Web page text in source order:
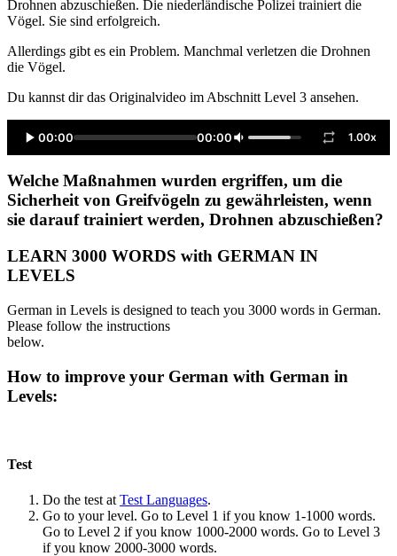
Drohnen abzuschießen. Die niederländische Polizei trainiert die
Vögel. Sie sind erfolgreich.
Allerdings gibt es ein Problem. Manchmal verletzen die Drohnen
die Vögel.
Du kannst dir das Originalvideo im Abschnitt Level 3 ansehen.
00:00 00:00 1.00x
Welche Maßnahmen wurden ergriffen, um die
Sicherheit von Greifvögeln zu gewährleisten, wenn
sie darauf trainiert werden, Drohnen abzuschießen?
LEARN 3000 WORDS with GERMAN IN
LEVELS
German in Levels is designed to teach you 3000 words in German.
Please follow the instructions
below.
How to improve your German with German in
Levels:
Test
Do the test at Test Languages.
Go to your level. Go to Level 1 if you know 1-1000 words.
Go to Level 2 if you know 1000-2000 words. Go to Level 3
if you know 2000-3000 words.